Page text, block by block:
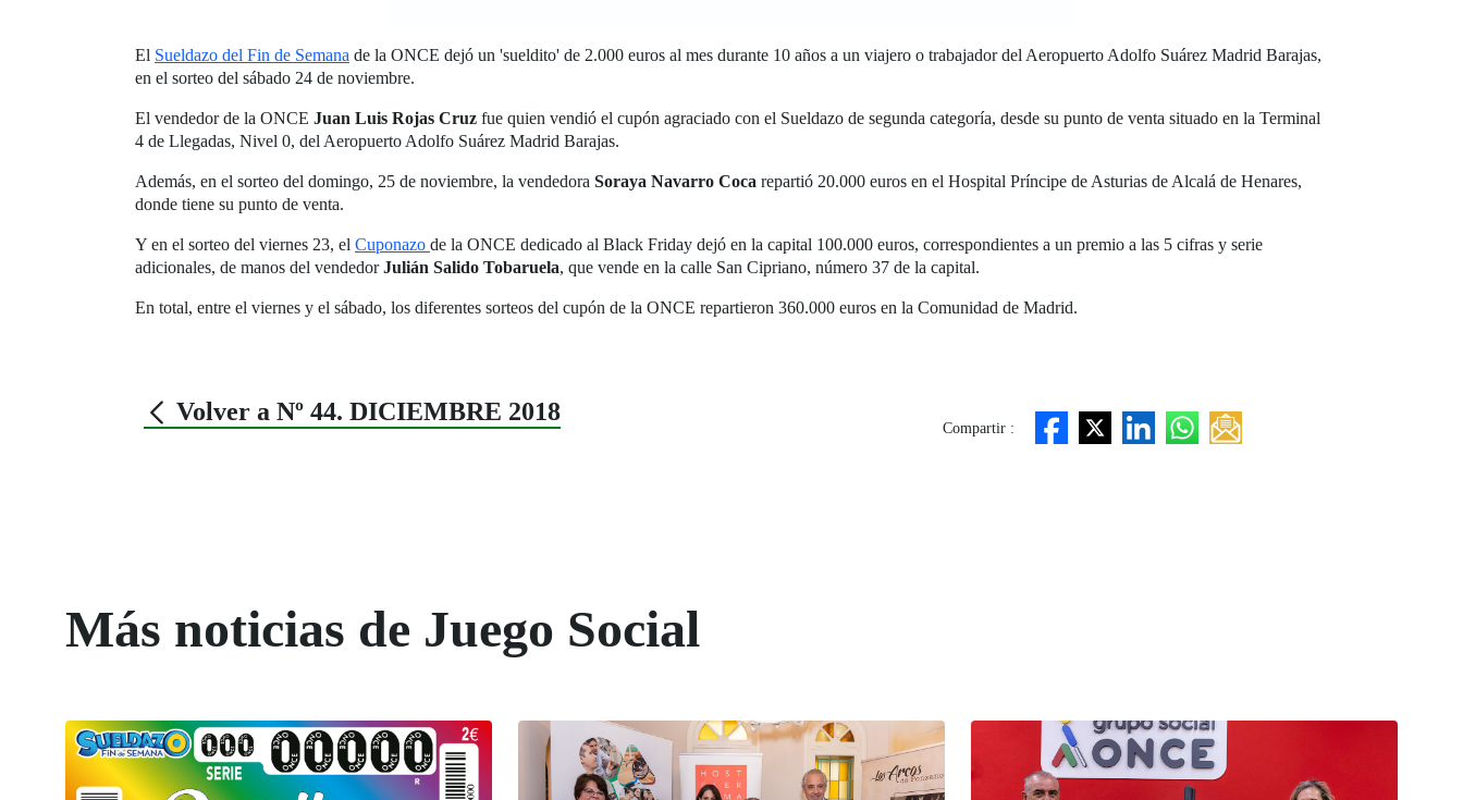
El Sueldazo del Fin de Semana de la ONCE dejó un 'sueldito' de 2.000 euros al mes durante 10 años a un viajero o trabajador del Aeropuerto Adolfo Suárez Madrid Barajas,
en el sorteo del sábado 24 de noviembre.
El vendedor de la ONCE Juan Luis Rojas Cruz fue quien vendió el cupón agraciado con el Sueldazo de segunda categoría, desde su punto de venta situado en la Terminal
4 de Llegadas, Nivel 0, del Aeropuerto Adolfo Suárez Madrid Barajas.
Además, en el sorteo del domingo, 25 de noviembre, la vendedora Soraya Navarro Coca repartió 20.000 euros en el Hospital Príncipe de Asturias de Alcalá de Henares,
donde tiene su punto de venta.
Y en el sorteo del viernes 23, el Cuponazo de la ONCE dedicado al Black Friday dejó en la capital 100.000 euros, correspondientes a un premio a las 5 cifras y serie
adicionales, de manos del vendedorJulián Salido Tobaruela, que vende en la calle San Cipriano, número 37 de la capital.
En total, entre el viernes y el sábado, los diferentes sorteos del cupón de la ONCE repartieron 360.000 euros en la Comunidad de Madrid.
Volver a Nº 44. DICIEMBRE 2018
Compartir :
Más noticias de Juego Social